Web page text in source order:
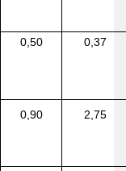
0,50 0,37
0,90 2,75